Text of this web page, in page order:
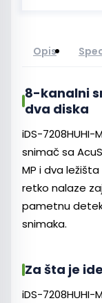
Opis
8-kanalni
dva diska
iDS-7208HUHI-
snimač sa
MP i dva
retko nalaze
pametnu
snimaka.
Za šta je
iDS-